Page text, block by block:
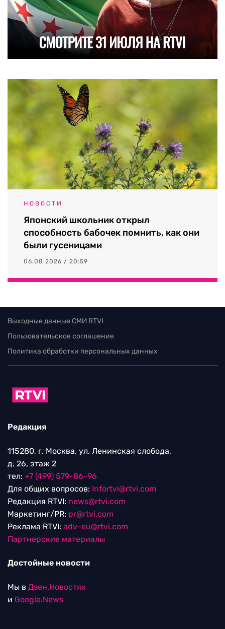
НОВОСТИ
Японский школьник открыл
способность бабочек помнить, как они
были гусеницами
06.08.2026 / 20:59
Выходные данные СМИ RTVI
Пользовательское соглашение
Политика обработки персональных данных
Редакция
115280, г. Москва, ул. Ленинская слобода,
д. 26, этаж 2
тел: +7 (499) 579-86-96
Для общих вопросов: Infortvi@rtvi.com
Редакция RTVI: news@rtvi.com
Маркетинг/PR: pr@rtvi.com
Реклама RTVI: adv-eu@rtvi.com
Партнерские материалы
Достойные новости
Мы в Дзен.Новостях
и Google.News